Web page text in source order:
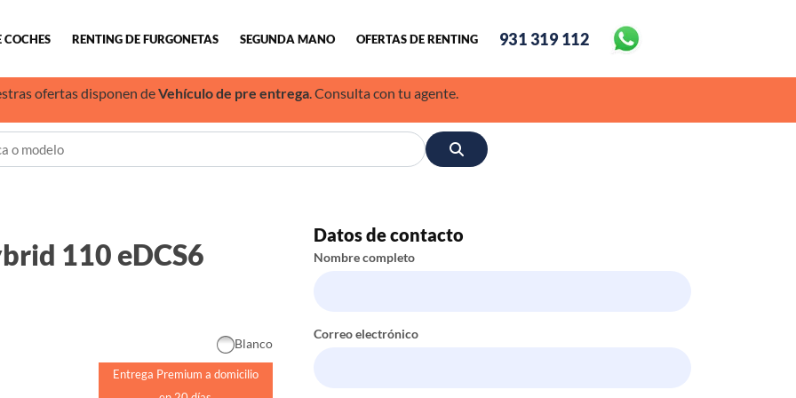
COCHES RENTING DE FURGONETAS SEGUNDA MANO OFERTAS DE RENTING 931 319 112
ofertas disponen deVehículo de pre entrega. Consulta con tu agente.
110 eDCS6
Blanco
Entrega Premium a domicilio
Datos de contacto
Nombre completo
Correo electrónico